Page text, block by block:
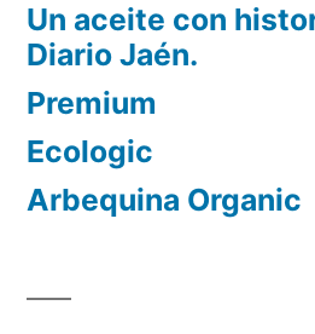
Un aceite con
Diario Jaén.
Premium
Ecologic
Arbequina Organic